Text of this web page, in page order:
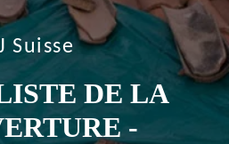
Suisse
DE LA
-